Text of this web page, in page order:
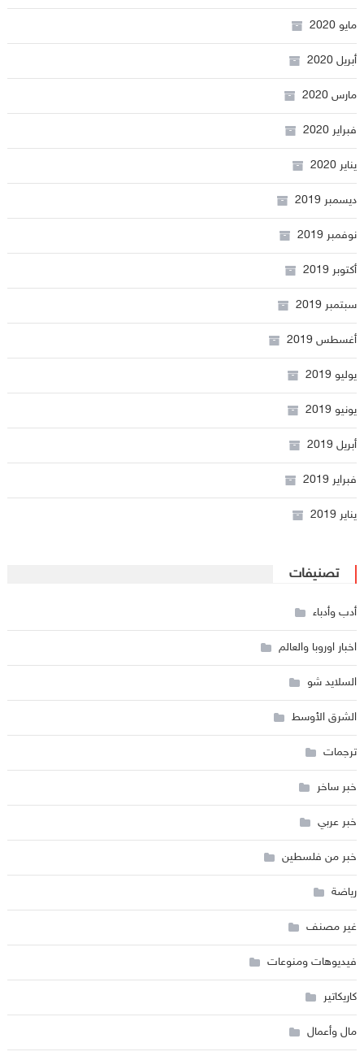
مايو 2020
أبريل 2020
مارس 2020
فبراير 2020
يناير 2020
ديسمبر 2019
نوفمبر 2019
أكتوبر 2019
سبتمبر 2019
أغسطس 2019
يوليو 2019
يونيو 2019
أبريل 2019
فبراير 2019
يناير 2019
تصنيفات
أدب وأدباء
اخبار اوروبا والعالم
السلايد شو
الشرق الأوسط
ترجمات
خبر ساخر
خبر عربي
خبر من فلسطين
رياضة
غير مصنف
فيديوهات ومنوعات
كاريكاتير
مال وأعمال